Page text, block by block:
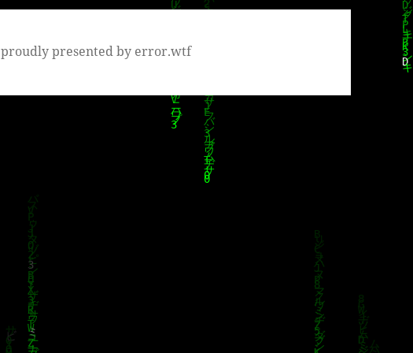
proudly presented by error.wtf